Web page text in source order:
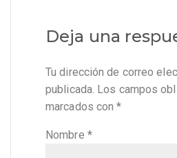
Deja una
Tu dirección de correo
publicada. Los campos
marcados con*
Nombre *